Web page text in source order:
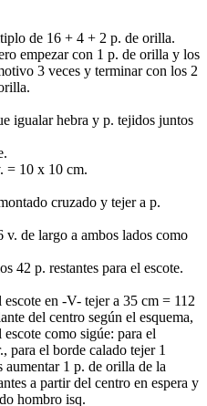
de 16 + 4 + 2 p. de orilla.
empezar con 1 p. de orilla у los
3 veces y terminar con los 2
igualar hebra y p. tejidos juntos
= 10 x 10 cm.
cruzado y tejer a p.
de largo a ambos lados como
42 p. restantes para el escote.
en -V- tejer a 35 cm = 112
del centro según el esquema,
como sigúe: para el
para el borde calado tejer 1
aumentar 1 p. de orilla de la
a partir del centro en espera y
hombro isq.